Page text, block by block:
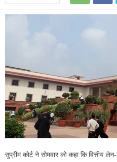
सुप्रीम कोर्ट ने सोमवार को कहा कि वित्तीय